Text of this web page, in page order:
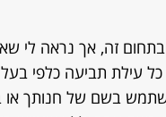
בתחום זה, אך נראה לי
כל עילת תביעה כלפי
בשם של חנותך או